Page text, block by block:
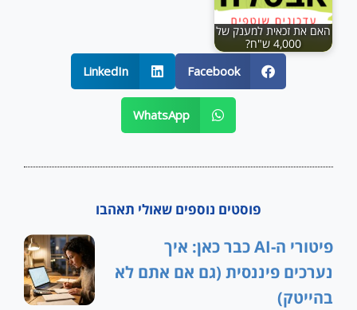
האם את זכאית למענק של
4,000 ש"ח?
Facebook
LinkedIn
WhatsApp
פוסטים נוספים שאולי תאהבו
פיטורי ה-AI כבר כאן: איך
נערכים פיננסית (גם אם אתם לא
בהייטק)